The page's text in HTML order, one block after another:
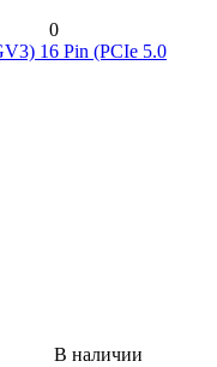
0
16 Pin (PCIe 5.0
В наличии